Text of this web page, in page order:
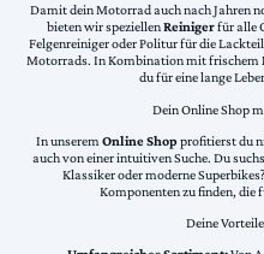
Damit dein Motorrad auch nach Jahren
bieten wir speziellenReinigerfür alle
Felgenreiniger oder Politur für die
Motorrads. In Kombination mit frischem
du für eine lange
Dein Online Shop
In unserem Online Shopprofitierst du
auch von einer intuitiven Suche. Du
Klassiker oder moderne
Komponenten zu finden, die
Deine